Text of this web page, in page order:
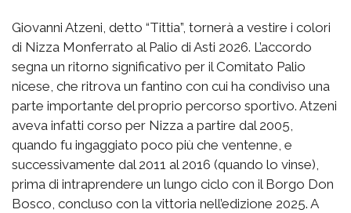
Giovanni Atzeni, detto “Tittia”, tornerà a vestire i colori
di Nizza Monferrato al Palio di Asti 2026. L’accordo
segna un ritorno significativo per il Comitato Palio
nicese, che ritrova un fantino con cui ha condiviso una
parte importante del proprio percorso sportivo. Atzeni
aveva infatti corso per Nizza a partire dal 2005,
quando fu ingaggiato poco più che ventenne, e
successivamente dal 2011 al 2016 (quando lo vinse),
prima di intraprendere un lungo ciclo con il Borgo Don
Bosco, concluso con la vittoria nell’edizione 2025. A